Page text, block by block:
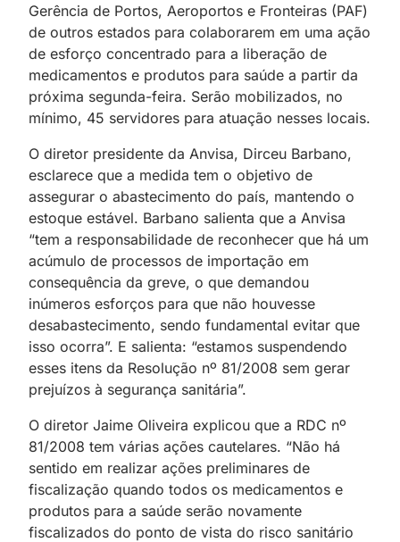
Gerência de Portos, Aeroportos e Fronteiras (PAF)
de outros estados para colaborarem em uma ação
de esforço concentrado para a liberação de
medicamentos e produtos para saúde a partir da
próxima segunda-feira. Serão mobilizados, no
mínimo, 45 servidores para atuação nesses locais.
O diretor presidente da Anvisa, Dirceu Barbano,
esclarece que a medida tem o objetivo de
assegurar o abastecimento do país, mantendo o
estoque estável. Barbano salienta que a Anvisa
“tem a responsabilidade de reconhecer que há um
acúmulo de processos de importação em
consequência da greve, o que demandou
inúmeros esforços para que não houvesse
desabastecimento, sendo fundamental evitar que
isso ocorra”. E salienta: “estamos suspendendo
esses itens da Resolução nº 81/2008 sem gerar
prejuízos à segurança sanitária”.
O diretor Jaime Oliveira explicou que a RDC nº
81/2008 tem várias ações cautelares. “Não há
sentido em realizar ações preliminares de
fiscalização quando todos os medicamentos e
produtos para a saúde serão novamente
fiscalizados do ponto de vista do risco sanitário